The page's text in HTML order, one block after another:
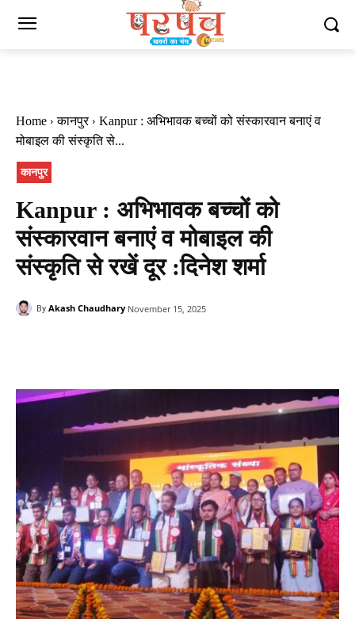
Home कानपुर
Kanpur : अभिभावक बच्चों को संस्कारवान बनाएं व
मोबाइल की संस्कृति से...
कानपुर
Kanpur : अभिभावक बच्चों को
संस्कारवान बनाएं व मोबाइल की
संस्कृति से रखें दूर :दिनेश शर्मा
By Akash Chaudhary November 15, 2025